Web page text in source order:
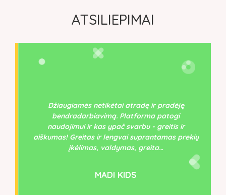
ATSILIEPIMAI
Džiaugiamės netikėtai atradę ir pradėję
bendradarbiavimą. Platforma patogi
naudojimui ir kas ypač svarbu - greitis ir
aiškumas! Greitas ir lengvai suprantamas prekių
įkėlimas, valdymas, greita…
MADI KIDS